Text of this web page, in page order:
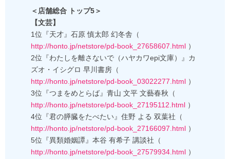
＜店舗総合 トップ5＞
【文芸】
1位『天才』石原 慎太郎 幻冬舎（
http://honto.jp/netstore/pd-book_27658607.html ）
2位『わたしを離さないで（ハヤカワepi文庫）』カ
ズオ・イシグロ 早川書房（
http://honto.jp/netstore/pd-book_03022277.html ）
3位『つまをめとらば』青山 文平 文藝春秋（
http://honto.jp/netstore/pd-book_27195112.html ）
4位『君の膵臓をたべたい』住野 よる 双葉社（
http://honto.jp/netstore/pd-book_27166097.html ）
5位『異類婚姻譚』本谷 有希子 講談社（
http://honto.jp/netstore/pd-book_27579934.html ）